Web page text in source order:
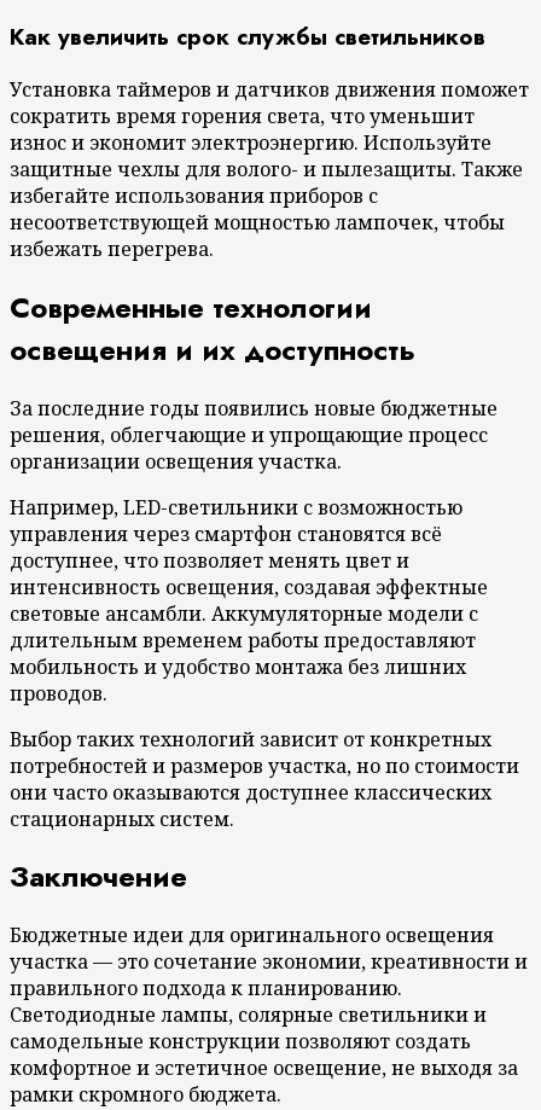
Как увеличить срок службы светильников
Установка таймеров и датчиков движения поможет
сократить время горения света, что уменьшит
износ и экономит электроэнергию. Используйте
защитные чехлы для волого- и пылезащиты. Также
избегайте использования приборов с
несоответствующей мощностью лампочек, чтобы
избежать перегрева.
Современные технологии
освещения и их доступность
За последние годы появились новые бюджетные
решения, облегчающие и упрощающие процесс
организации освещения участка.
Например, LED-светильники с возможностью
управления через смартфон становятся всё
доступнее, что позволяет менять цвет и
интенсивность освещения, создавая эффектные
световые ансамбли. Аккумуляторные модели с
длительным временем работы предоставляют
мобильность и удобство монтажа без лишних
проводов.
Выбор таких технологий зависит от конкретных
потребностей и размеров участка, но по стоимости
они часто оказываются доступнее классических
стационарных систем.
Заключение
Бюджетные идеи для оригинального освещения
участка — это сочетание экономии, креативности и
правильного подхода к планированию.
Светодиодные лампы, солярные светильники и
самодельные конструкции позволяют создать
комфортное и эстетичное освещение, не выходя за
рамки скромного бюджета.